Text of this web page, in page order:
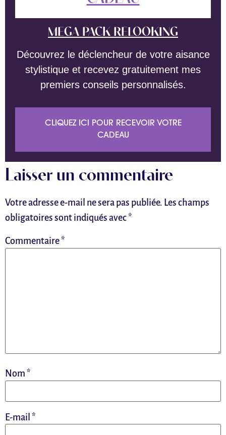
MEGA PACK RELOOKING
Découvrez le déclencheur de votre aisance
stylistique et recevez gratuitement mes
premiers conseils personnalisés.
CLIQUEZ ICI POUR RECEVOIR VOTRE
CADEAU
Laisser un commentaire
Votre adresse e-mail ne sera pas publiée. Les champs
obligatoires sont indiqués avec *
Commentaire*
Nom *
E-mail *